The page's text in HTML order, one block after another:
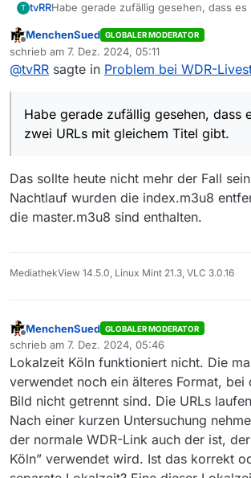
T tvRRHabe gerade zufällig gesehen, dass es
Livestream (Deutschland)
https://wdrfs247.akamaized.net/
msl4_fs247/index
mit beidem. Bei letzterem beginnt VLC
kleinsten Auflösung, wechselt aber
zum Desktop passenden Größe.
Offline
MenchenSued GLOBALER MODERATOR
schrieb am 7. Dez. 2024, 05:11
zuletzt editiert von
@tvRR sagte in Problem bei WDR-
Habe gerade zufällig gesehen, dass
zwei URLs mit gleichem Titel gibt.
Das sollte heute nicht mehr der Fall
Nachtlauf wurden die index.m3u8
die master.m3u8 sind enthalten.
MediathekView 14.5.0, Linux Mint 21.3, VLC 3.0.16
Offline
MenchenSued GLOBALER MODERATOR
schrieb am 7. Dez. 2024, 05:46
zuletzt editiert von
Lokalzeit Köln funktioniert nicht. Die
verwendet noch ein älteres Format, bei
Bild nicht getrennt sind. Die URLs
Nach einer kurzen Untersuchung
der normale WDR-Link auch der ist,
Köln” verwendet wird. Ist das korrekt